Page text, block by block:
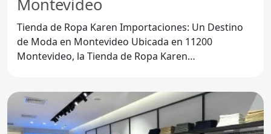
Montevideo
Tienda de Ropa Karen Importaciones: Un Destino
de Moda en Montevideo Ubicada en 11200
Montevideo, la Tienda de Ropa Karen